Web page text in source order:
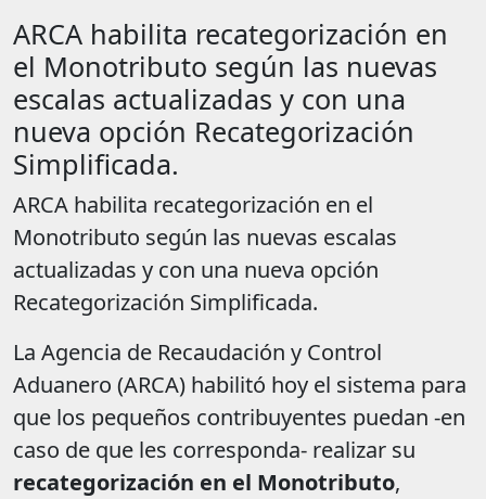
ARCA habilita recategorización en
el Monotributo según las nuevas
escalas actualizadas y con una
nueva opción Recategorización
Simplificada.
ARCA habilita recategorización en el
Monotributo según las nuevas escalas
actualizadas y con una nueva opción
Recategorización Simplificada.
La Agencia de Recaudación y Control
Aduanero (ARCA) habilitó hoy el sistema para
que los pequeños contribuyentes puedan -en
caso de que les corresponda- realizar su
recategorización en el Monotributo,